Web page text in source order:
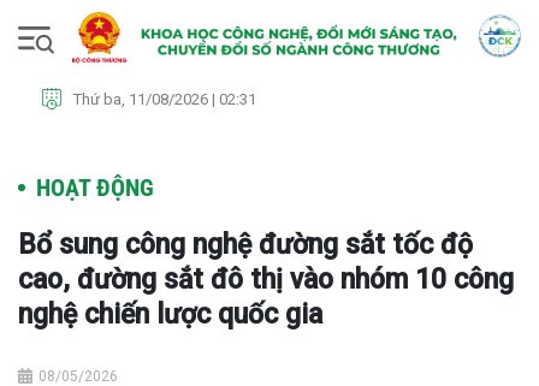
Thứ ba, 11/08/2026 | 02:31
HOẠT ĐỘNG
Bổ sung công nghệ đường sắt tốc độ
cao, đường sắt đô thị vào nhóm 10 công
nghệ chiến lược quốc gia
08/05/2026